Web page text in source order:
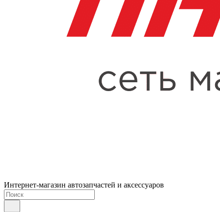
Интернет-магазин автозапчастей и аксессуаров